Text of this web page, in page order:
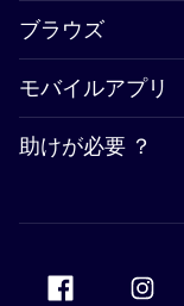
ブラウズ
モバイルアプリ
助けが必要 ？
Accor Facebook